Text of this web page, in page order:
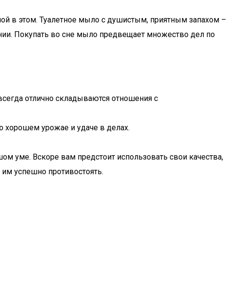
в этом. Туалетное мыло с душистым, приятным запахом –
Покупать во сне мыло предвещает множество дел по
отлично складываются отношения с
хорошем урожае и удаче в делах.
уме. Вскоре вам предстоит использовать свои качества,
успешно противостоять.